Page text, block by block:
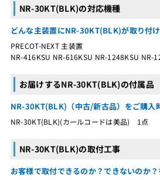
NR-30KT(BLK)の対応機種
どんな主装置にNR-30KT(BLK)が取り付
PRECOT-NEXT 主装置
NR-416KSU NR-616KSU NR-1248KSU NR-
お届けするNR-30KT(BLK)の付属品
NR-30KT(BLK)（中古/新古品）をご購入
NR-30KT(BLK)(カールコードは美品) 1点
NR-30KT(BLK)の取付工事
お客様で取付できるのか？できないのか